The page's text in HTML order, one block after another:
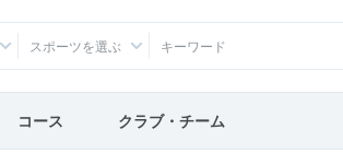
スポーツを選ぶ
コース クラブ・チーム